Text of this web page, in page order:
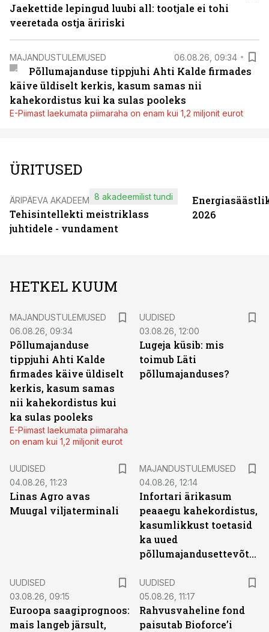
Jaekettide lepingud luubi all: tootjale ei tohi
veeretada ostja äririski
MAJANDUSTULEMUSED 06.08.26, 09:34
Põllumajanduse tippjuhi Ahti Kalde firmades
käive üldiselt kerkis, kasum samas nii
kahekordistus kui ka sulas pooleks
E-Piimast laekumata piimaraha on enam kui 1,2 miljonit eurot
ÜRITUSED
ÄRIPÄEVA AKADEEMIA
Tehisintellekti meistriklass
juhtidele - vundament
8 akadeemilist tundi
2026
HETKEL KUUM
MAJANDUSTULEMUSED
06.08.26, 09:34
Põllumajanduse
tippjuhi Ahti Kalde
firmades käive üldiselt
kerkis, kasum samas
nii kahekordistus kui
ka sulas pooleks
E-Piimast laekumata piimaraha
on enam kui 1,2 miljonit eurot
UUDISED
03.08.26, 12:00
Lugeja küsib: mis
toimub Läti
põllumajanduses?
UUDISED
04.08.26, 11:23
Linas Agro avas
Muugal viljaterminali
MAJANDUSTULEMUSED
04.08.26, 12:14
Infortari ärikasum
peaaegu kahekordistus,
kasumlikkust toetasid
ka uued
põllumajandusettevõtted
UUDISED
03.08.26, 09:15
Euroopa saagiprognoos:
mais langeb järsult,
UUDISED
05.08.26, 11:17
Rahvusvaheline fond
paisutab Bioforce’i